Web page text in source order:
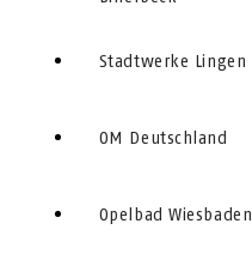
Stadtwerke Lingen
OM Deutschland
Opelbad Wiesbaden